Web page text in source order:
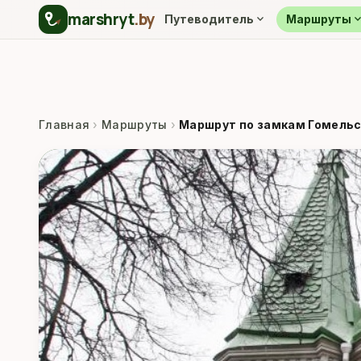
marshryt.by Путеводитель expand_more Маршруты expand_more
Главная › Маршруты › Маршрут по замкам